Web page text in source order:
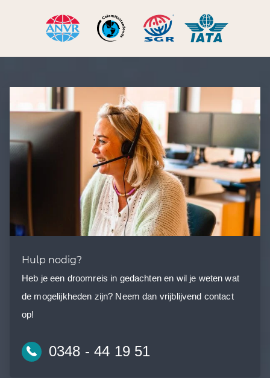
Hulp nodig?
Heb je een droomreis in gedachten en wil je weten wat
de mogelijkheden zijn? Neem dan vrijblijvend contact
op!
0348 - 44 19 51